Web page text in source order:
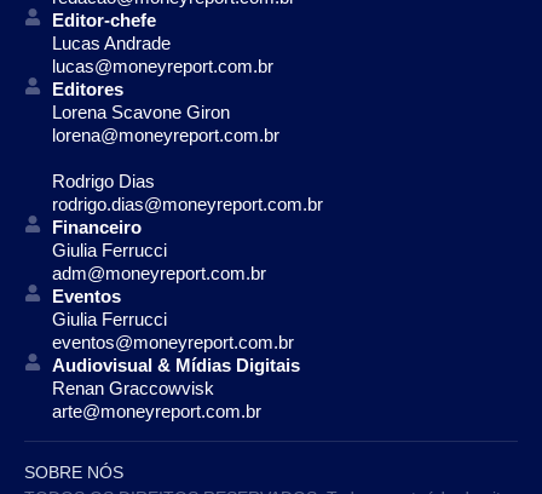
Editor-chefe
Lucas Andrade
lucas@moneyreport.com.br
Editores
Lorena Scavone Giron
lorena@moneyreport.com.br
Rodrigo Dias
rodrigo.dias@moneyreport.com.br
Financeiro
Giulia Ferrucci
adm@moneyreport.com.br
Eventos
Giulia Ferrucci
eventos@moneyreport.com.br
Audiovisual & Mídias Digitais
Renan Graccowvisk
arte@moneyreport.com.br
SOBRE NÓS